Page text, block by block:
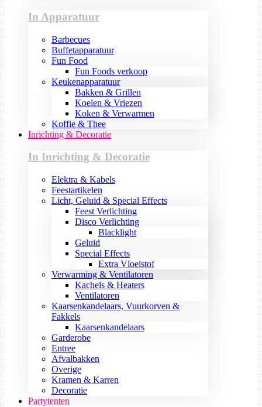
In Apparatuur
Barbecues
Buffetapparatuur
Fun Food
Fun Foods verkoop
Keukenapparatuur
Bakken & Grillen
Koelen & Vriezen
Koken & Verwarmen
Koffie & Thee
Inrichting & Decoratie
In Inrichting & Decoratie
Elektra & Kabels
Feestartikelen
Licht, Geluid & Special Effects
Feest Verlichting
Disco Verlichting
Blacklight
Geluid
Special Effects
Extra Vloeistof
Verwarming & Ventilatoren
Kachels & Heaters
Ventilatoren
Kaarsenkandelaars, Vuurkorven &
Fakkels
Kaarsenkandelaars
Garderobe
Entree
Afvalbakken
Overige
Kramen & Karren
Decoratie
Partytenten